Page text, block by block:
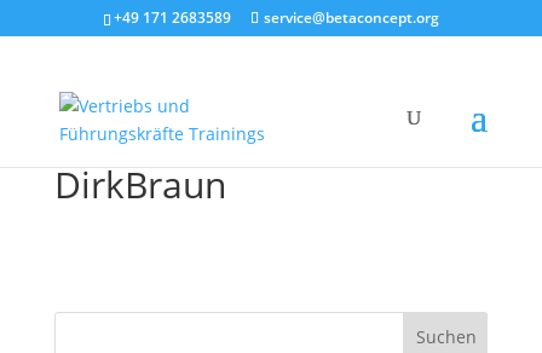
+49 171 2683589 service@betaconcept.org
DirkBraun